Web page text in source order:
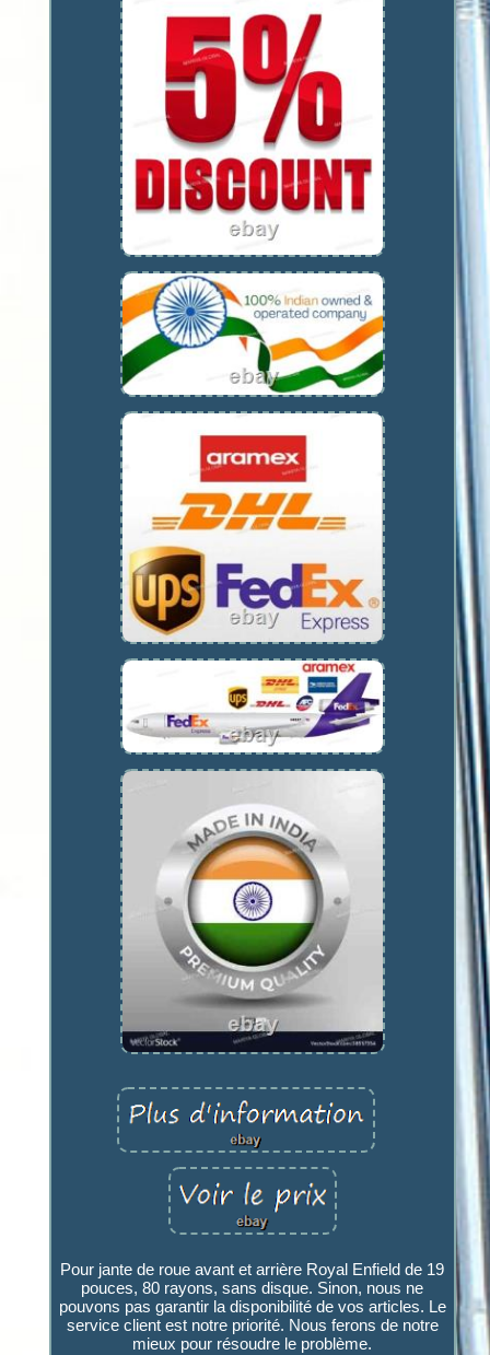
Pour jante de roue avant et arrière Royal Enfield de 19
pouces, 80 rayons, sans disque. Sinon, nous ne
pouvons pas garantir la disponibilité de vos articles. Le
service client est notre priorité. Nous ferons de notre
mieux pour résoudre le problème.